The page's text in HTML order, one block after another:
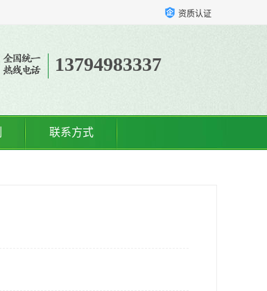
资质认证
13794983337
联系方式